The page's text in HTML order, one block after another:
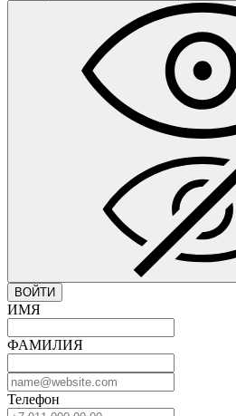
ВОЙТИ
ИМЯ
ФАМИЛИЯ
Телефон